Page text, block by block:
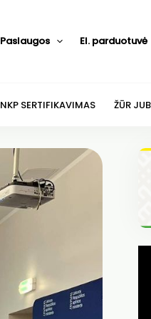
Paslaugos El. parduotuvė
NKP SERTIFIKAVIMAS ŽŪR